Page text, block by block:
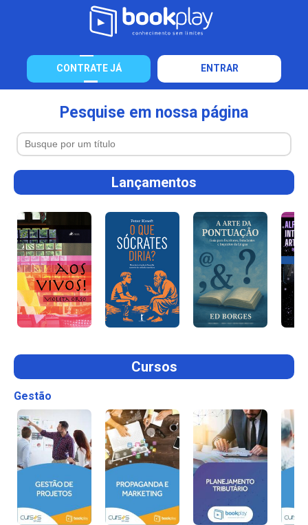
CONTRATE JÁ ENTRAR
Pesquise em nossa página
Lançamentos
Cursos
Gestão